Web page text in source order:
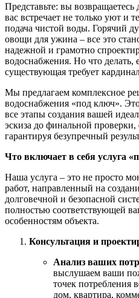
Представьте: вы
вас встречает не только уют и
подача чистой воды. Горячий
овощи для ужина – все это
надежной и грамотно
водоснабжения. Но что делать,
существующая требует
Мы предлагаем комплексное
водоснабжения «под ключ».
все этапы создания вашей
эскиза до финальной
гарантируя безупречный
Что включает в себя услуга
Наша услуга – это не просто
работ, направленный на
долговечной и безопасной
полностью соответствующей
особенностям объекта.
Консультация и
Анализ ваших
выслушаем ваши
точек потребления
дом, квартира,